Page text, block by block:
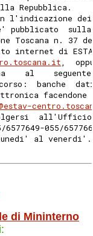
Repubblica.
l'indicazione
pubblicato
Toscana n. 37
internet di
,
al
banche
055/
al
di Mininterno